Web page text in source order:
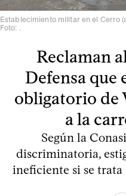
Establecimiento militar en el Cerro
Foto: .
Reclaman
Defensa que
obligatorio de
a la
Según la
discriminatoria,
ineficiente si se